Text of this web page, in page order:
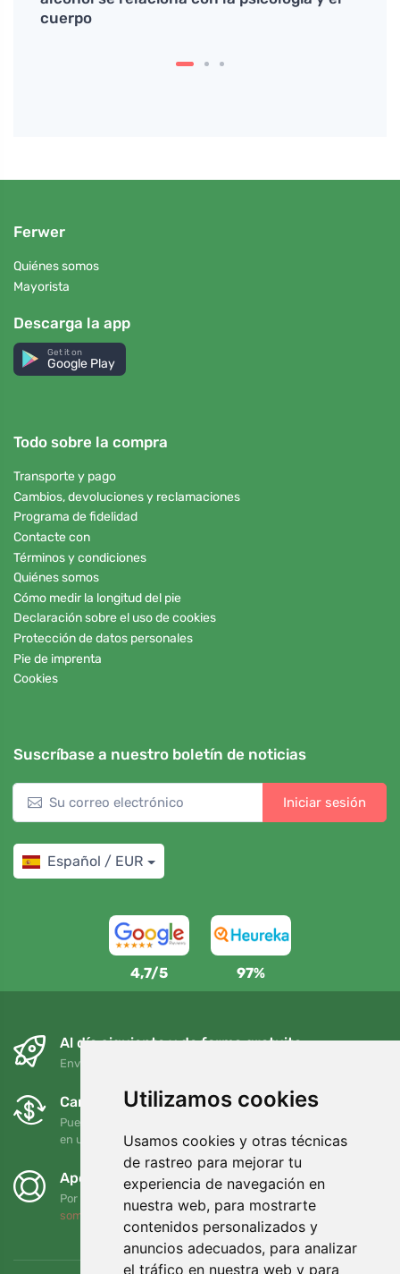
Utilizamos cookies
Usamos cookies y otras técnicas
de rastreo para mejorar tu
experiencia de navegación en
nuestra web, para mostrarte
contenidos personalizados y
anuncios adecuados, para analizar
el tráfico en nuestra web y para
cuerpo
Ferwer
Quiénes somos
Mayorista
Descarga la app
Get it on
Google Play
Todo sobre la compra
Transporte y pago
Cambios, devoluciones y reclamaciones
Programa de fidelidad
Contacte con
Términos y condiciones
Quiénes somos
Cómo medir la longitud del pie
Declaración sobre el uso de cookies
Protección de datos personales
Pie de imprenta
Cookies
Suscríbase a nuestro boletín de noticias
Iniciar sesión
Español / EUR
4,7/5 97%
Al día siguiente y de forma gratuita
Envío gratuito para pedidos superiores a 95 EUR
Cambios y devoluciones gratuitos
Puede devolver o cambiar su pedido en cualquier momento
en un plazo de 90 días
Apoyamos a Trees.org
Por cada pedido plantamos un árbol. Leer más
somos